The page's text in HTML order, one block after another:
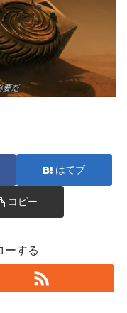
はてブ
コピー
ーする